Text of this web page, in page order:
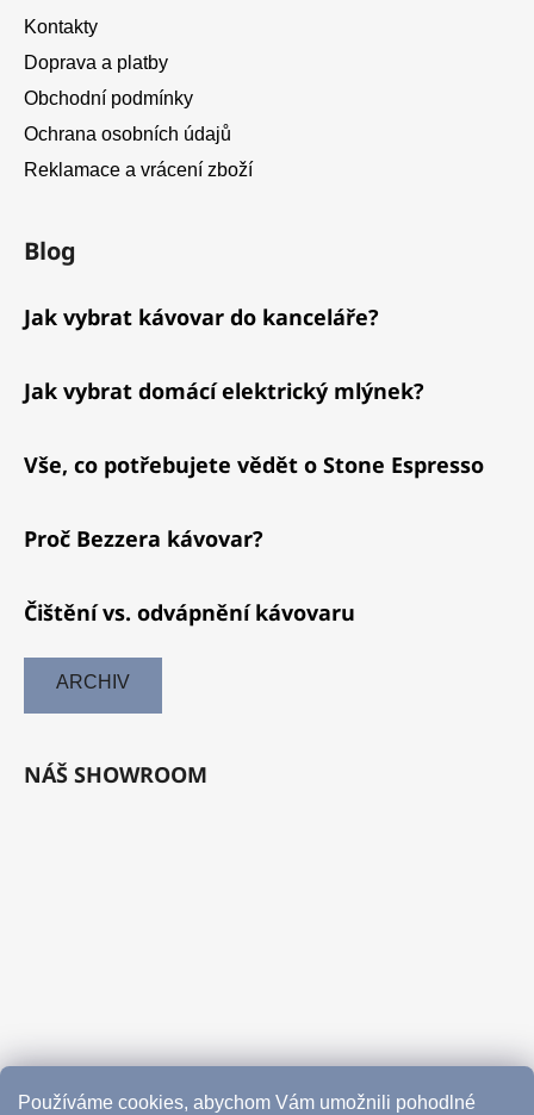
Používáme cookies, abychom Vám umožnili pohodlné
Kontakty
Doprava a platby
Obchodní podmínky
Ochrana osobních údajů
Reklamace a vrácení zboží
Blog
Jak vybrat kávovar do kanceláře?
Jak vybrat domácí elektrický mlýnek?
Vše, co potřebujete vědět o Stone Espresso
Proč Bezzera kávovar?
Čištění vs. odvápnění kávovaru
ARCHIV
NÁŠ SHOWROOM